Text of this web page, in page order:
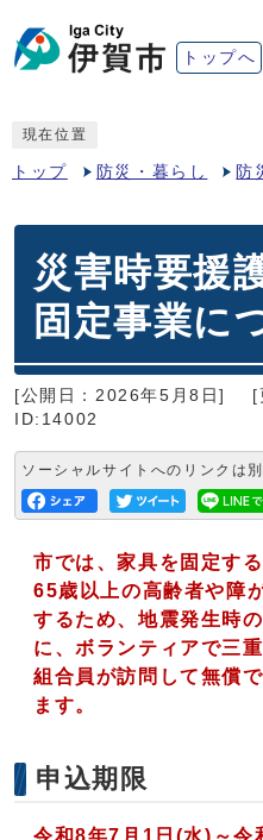
トップへ
現在位置
トップ 防災・暮らし 防
災害時要援
固定事業に
[公開日：2026年5月8日]
[
ID:14002
ソーシャルサイトへのリンクは
市では、家具を固定す
65歳以上の高齢者や障
するため、地震発生時
に、ボランティアで三
組合員が訪問して無償
ます。
申込期限
令和8年7月1日(水)～令